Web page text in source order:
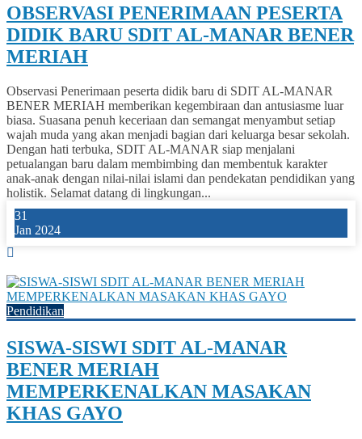
OBSERVASI PENERIMAAN PESERTA
DIDIK BARU SDIT AL-MANAR BENER
MERIAH
Observasi Penerimaan peserta didik baru di SDIT AL-MANAR
BENER MERIAH memberikan kegembiraan dan antusiasme luar
biasa. Suasana penuh keceriaan dan semangat menyambut setiap
wajah muda yang akan menjadi bagian dari keluarga besar sekolah.
Dengan hati terbuka, SDIT AL-MANAR siap menjalani
petualangan baru dalam membimbing dan membentuk karakter
anak-anak dengan nilai-nilai islami dan pendekatan pendidikan yang
holistik. Selamat datang di lingkungan...
31
Jan 2024
Pendidikan
SISWA-SISWI SDIT AL-MANAR
BENER MERIAH
MEMPERKENALKAN MASAKAN
KHAS GAYO